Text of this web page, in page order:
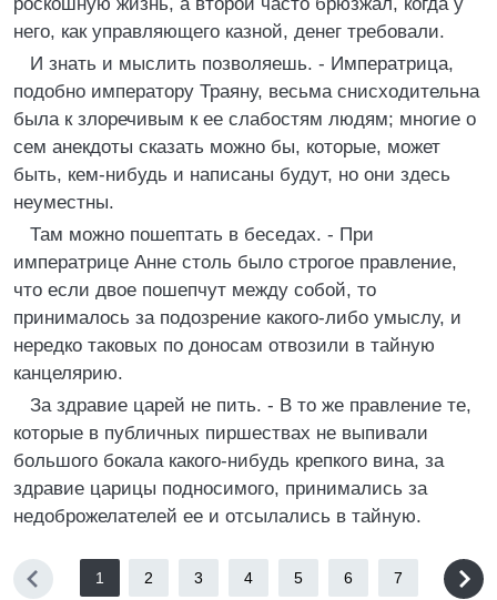
него, как управляющего казной, денег требовали.
И знать и мыслить позволяешь. - Императрица,
подобно императору Траяну, весьма снисходительна
была к злоречивым к ее слабостям людям; многие о
сем анекдоты сказать можно бы, которые, может
быть, кем-нибудь и написаны будут, но они здесь
неуместны.
Там можно пошептать в беседах. - При
императрице Анне столь было строгое правление,
что если двое пошепчут между собой, то
принималось за подозрение какого-либо умыслу, и
нередко таковых по доносам отвозили в тайную
канцелярию.
За здравие царей не пить. - В то же правление те,
которые в публичных пиршествах не выпивали
большого бокала какого-нибудь крепкого вина, за
здравие царицы подносимого, принимались за
недоброжелателей ее и отсылались в тайную.
1 2 3 4 5 6 7